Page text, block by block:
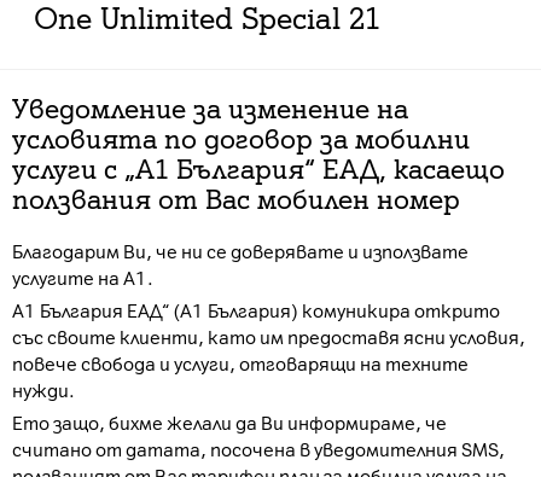
Оne Unlimited Special 21
Уведомление за изменение на
условията по договор за мобилни
услуги с „А1 България“ ЕАД, касаещо
ползвания от Вас мобилен номер
Благодарим Ви, че ни се доверявате и използвате
услугите на А1.
А1 България ЕАД“ (А1 България) комуникира открито
със своите клиенти, като им предоставя ясни условия,
повече свобода и услуги, отговарящи на техните
нужди.
Ето защо, бихме желали да Ви информираме, че
считано от датата, посочена в уведомителния SMS,